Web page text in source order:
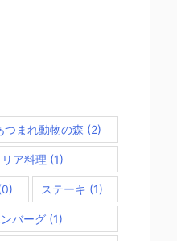
つまれ動物の森 (2)
ア料理 (1)
ステーキ (1)
バーグ (1)